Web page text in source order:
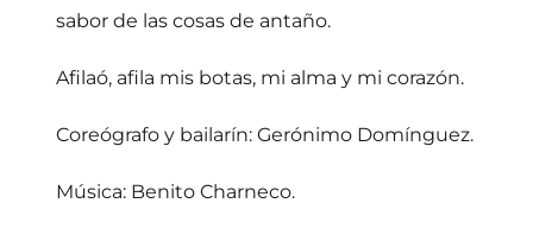
sabor de las cosas de antaño.
Afilaó, afila mis botas, mi alma y mi corazón.
Coreógrafo y bailarín: Gerónimo Domínguez.
Música: Benito Charneco.